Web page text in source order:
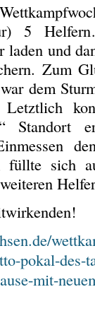
5
laden und
Zum
dem
Standort
füllte sich
pokal-des-
mit-